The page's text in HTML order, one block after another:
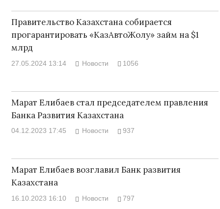
Правительство Казахстана собирается
прогарантировать «КазАвтоЖолу» займ на $1
млрд
27.05.2024 13:14 Новости 1056
Марат Елибаев стал председателем правления
Банка Развития Казахстана
04.12.2023 17:45 Новости 937
Марат Елибаев возглавил Банк развития
Казахстана
16.10.2023 16:10 Новости 797